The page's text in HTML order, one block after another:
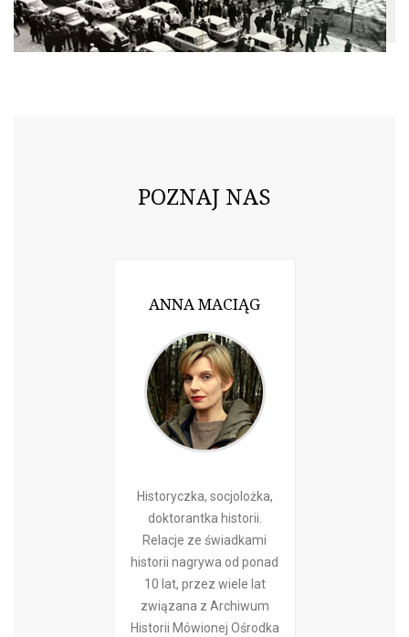
POZNAJ NAS
ANNA MACIĄG
Historyczka, socjolożka,
doktorantka historii.
Relacje ze świadkami
historii nagrywa od ponad
10 lat, przez wiele lat
związana z Archiwum
Historii Mówionej Ośrodka